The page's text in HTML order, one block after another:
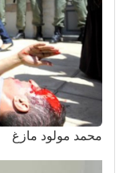
محمد مولود مازغ